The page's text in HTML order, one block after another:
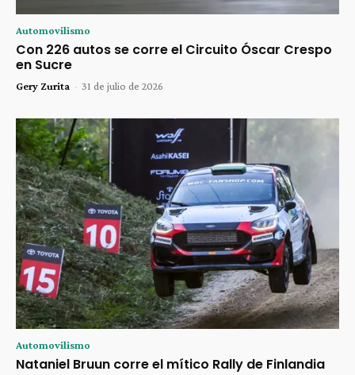
Automovilismo
Con 226 autos se corre el Circuito Óscar Crespo
en Sucre
Gery Zurita - 31 de julio de 2026
Automovilismo
Nataniel Bruun corre el mítico Rally de Finlandia